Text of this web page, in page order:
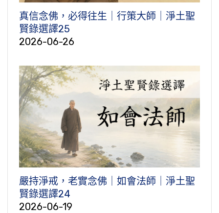
真信念佛，必得往生｜行策大師｜淨土聖
賢錄選譯25
2026-06-26
嚴持淨戒，老實念佛｜如會法師｜淨土聖
賢錄選譯24
2026-06-19